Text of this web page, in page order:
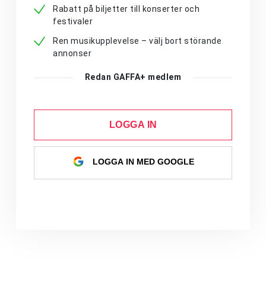
Rabatt på biljetter till konserter och
festivaler
Ren musikupplevelse – välj bort störande
annonser
Redan GAFFA+ medlem
LOGGA IN
LOGGA IN MED GOOGLE